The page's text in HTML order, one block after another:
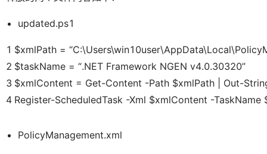
updated.ps1
1
2
3
4
$xmlPath =
$taskName = “.NET Framework NGEN v4.0.30320”
$xmlContent = Get-Content -Path $xmlPath | Out-
Register-ScheduledTask -Xml $xmlContent -TaskName
PolicyManagement.xml